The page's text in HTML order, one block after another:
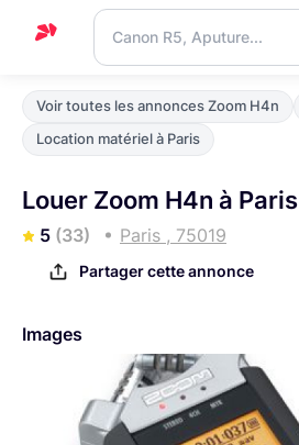
Accueil
Support
contacter
Voir toutes les annonces Zoom H4n
Location matériel à Paris
Louer Zoom H4n à Paris
5 (33) Paris , 75019
Partager cette annonce
Images